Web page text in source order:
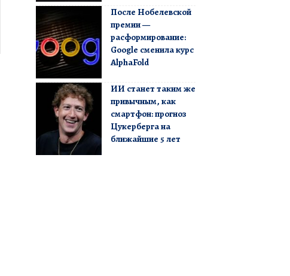
После Нобелевской
премии —
расформирование:
Google сменила курс
AlphaFold
ИИ станет таким же
привычным, как
смартфон: прогноз
Цукерберга на
ближайшие 5 лет